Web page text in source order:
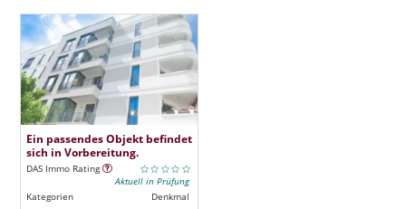
Ein passendes Objekt befindet
sich in Vorbereitung.
DAS Immo Rating
Aktuell in Prüfung
Kategorien
Denkmal